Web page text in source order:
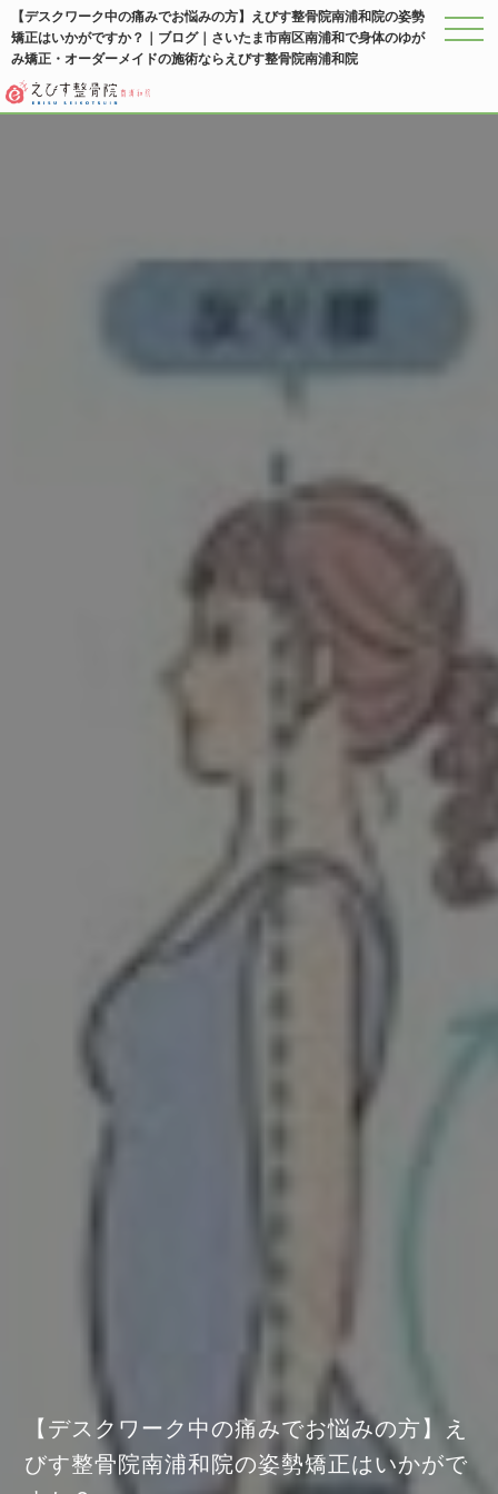
【デスクワーク中の痛みでお悩みの方】えびす整骨院南浦和院の姿勢
矯正はいかがですか？｜ブログ｜さいたま市南区南浦和で身体のゆが
み矯正・オーダーメイドの施術ならえびす整骨院南浦和院
メニ
【デスクワーク中の痛みでお悩みの方】え
びす整骨院南浦和院の姿勢矯正はいかがで